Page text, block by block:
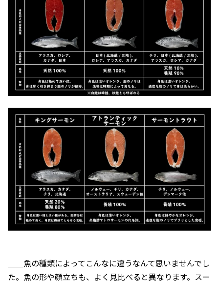
＿＿魚の種類によってこんなに違うなんて思いませんでし
た。魚の形や顔立ちも、よく見比べると異なります。スー